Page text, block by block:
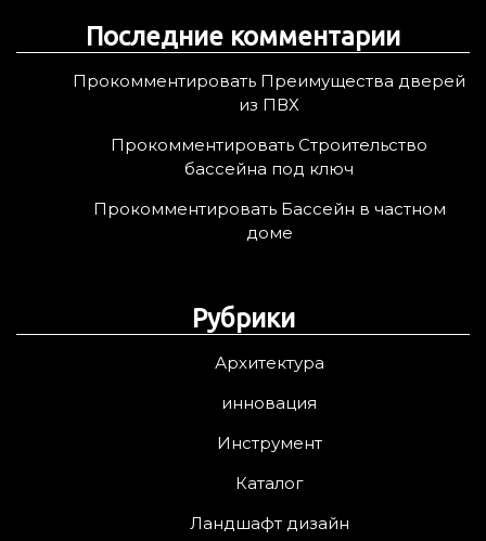
Последние комментарии
Прокомментировать Преимущества дверей
из ПВХ
Прокомментировать Строительство
бассейна под ключ
Прокомментировать Бассейн в частном
доме
Рубрики
Архитектура
инновация
Инструмент
Каталог
Ландшафт дизайн